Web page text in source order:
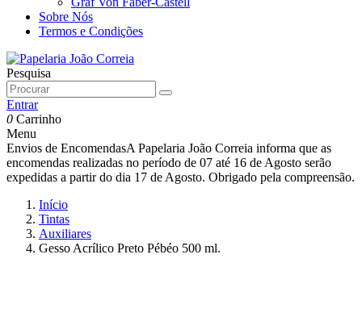
Sobre Nós
Termos e Condições
Pesquisa
Entrar
0 Carrinho
Menu
Envios de EncomendasA Papelaria João Correia informa que as
encomendas realizadas no período de 07 até 16 de Agosto serão
expedidas a partir do dia 17 de Agosto. Obrigado pela compreensão.
Início
Tintas
Auxiliares
Gesso Acrílico Preto Pébéo 500 ml.